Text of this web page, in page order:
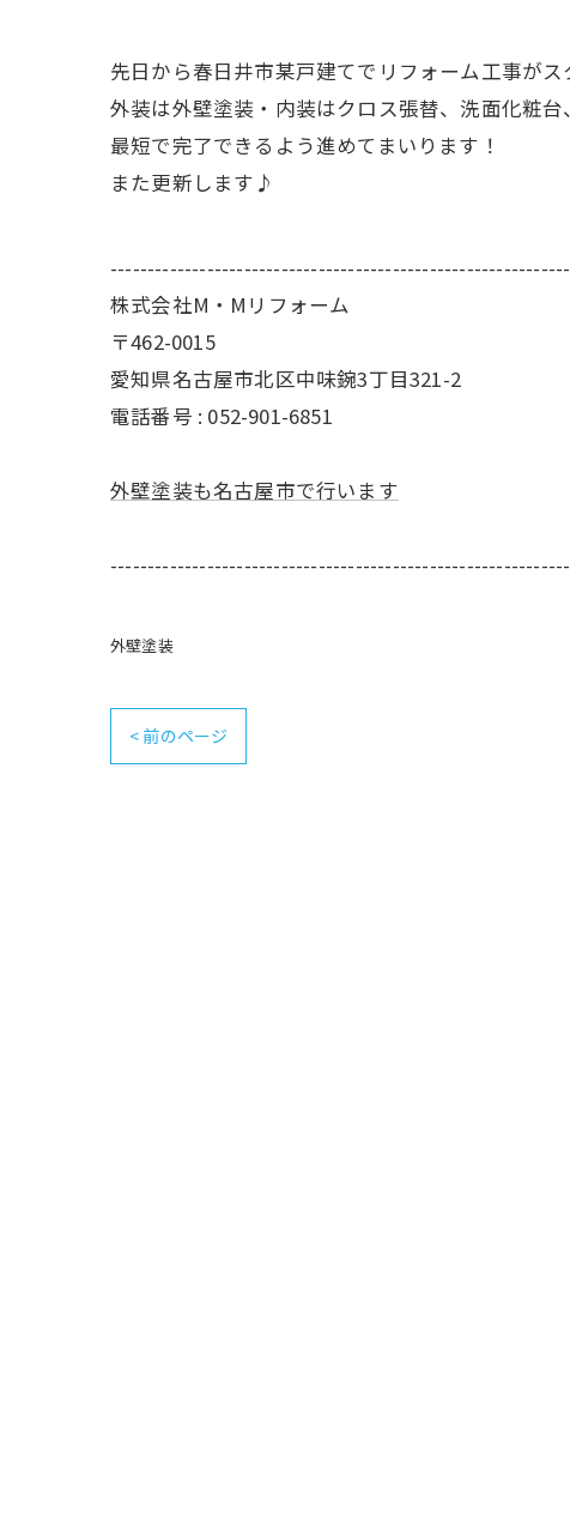
先日から春日井市某戸建てでリフォーム工事がス
外装は外壁塗装・内装はクロス張替、洗面化粧
最短で完了できるよう進めてまいります！
また更新します♪
株式会社M・Mリフォーム
〒462-0015
愛知県名古屋市北区中味鋺3丁目321-2
電話番号 : 052-901-6851
外壁塗装も名古屋市で行います
外壁塗装
< 前のページ